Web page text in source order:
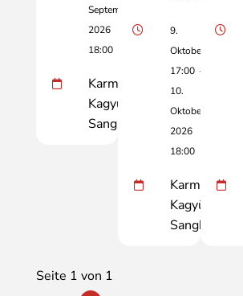
September
2026
18:00
Karma
Kagyü
Sangha
9.
Oktober
17:00 -
10.
Oktober
2026
18:00
Karma
Kagyü
Sangha
Seite 1 von 1